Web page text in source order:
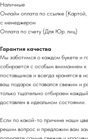
Наличные
Онлайн оплата по ссылке (Картой,
с менеджером
Оплата по счету (Для Юр. лиц)
Гарантия качества
Мы заботимся о каждом букете и
собирается с особым вниманием к
поставщиков и всегда хранятся в
ваш подарок оставался свежим и
только тщательно отбираем
доставлен в идеальном состоянии.
Если по какой-то причине наши
решим вопрос и предложим вам